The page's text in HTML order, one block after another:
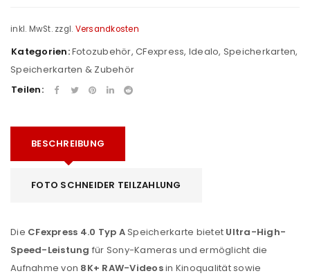
inkl. MwSt. zzgl. Versandkosten
Kategorien:Fotozubehör, CFexpress, Idealo, Speicherkarten,
Speicherkarten & Zubehör
Teilen:
BESCHREIBUNG
FOTO SCHNEIDER TEILZAHLUNG
Die CFexpress 4.0 Typ ASpeicherkarte bietet Ultra-High-
Speed-Leistung für Sony-Kameras und ermöglicht die
Aufnahme von 8K+ RAW-Videosin Kinoqualität sowie